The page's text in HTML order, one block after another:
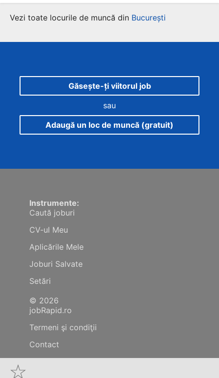
Vezi toate locurile de muncă din București
Găsește-ți viitorul job
sau
Adaugă un loc de muncă (gratuit)
Instrumente:
Caută joburi
CV-ul Meu
Aplicările Mele
Joburi Salvate
Setări
© 2026
jobRapid.ro
Termeni şi condiţii
Contact